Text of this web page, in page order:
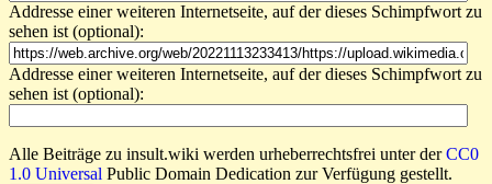
Addresse einer weiteren Internetseite, auf der dieses Schimpfwort zu
sehen ist (optional):
Addresse einer weiteren Internetseite, auf der dieses Schimpfwort zu
sehen ist (optional):
Alle Beiträge zu insult.wiki werden urheberrechtsfrei unter derCC0
1.0 Universal Public Domain Dedication zur Verfügung gestellt.